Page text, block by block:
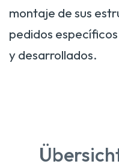
montaje de sus
pedidos
y desarrollados.